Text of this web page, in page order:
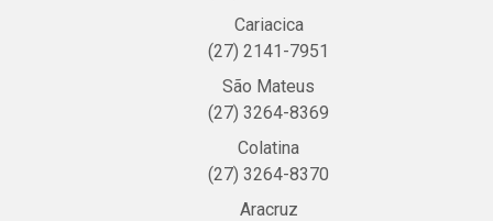
Cariacica
(27) 2141-7951
São Mateus
(27) 3264-8369
Colatina
(27) 3264-8370
Aracruz